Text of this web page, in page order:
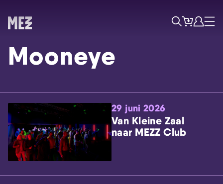
Skip navigatie
ZoekTicketsAccount
Menu
Mooneye
29 juni 2026
Van Kleine Zaal
naar MEZZ Club